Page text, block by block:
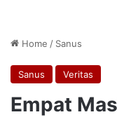
Home / Sanus
Sanus Veritas
Empat